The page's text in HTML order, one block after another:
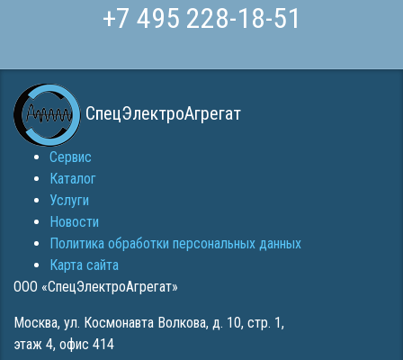
+7 495 228-18-51
СпецЭлектроАгрегат
Сервис
Каталог
Услуги
Новости
Политика обработки персональных данных
Карта сайта
ООО «СпецЭлектроАгрегат»
Москва, ул. Космонавта Волкова, д. 10, стр. 1,
этаж 4, офис 414